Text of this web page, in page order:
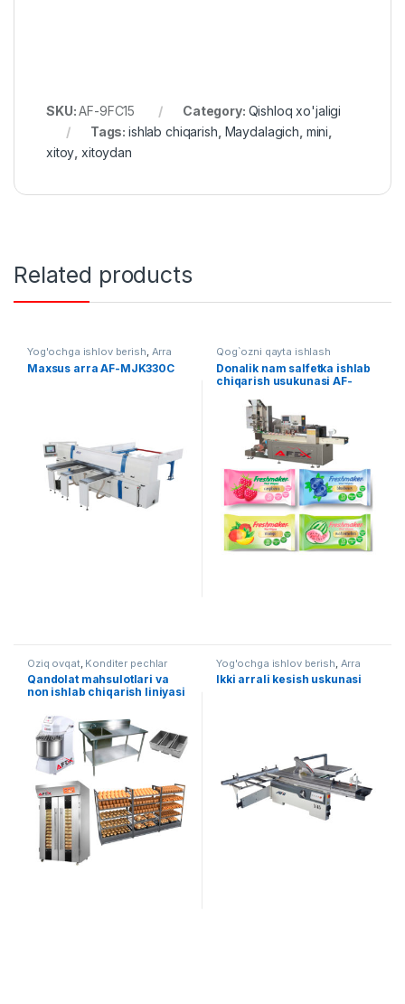
SKU:AF-9FC15 Category: Qishloq xo'jaligi
Tags:ishlab chiqarish Maydalagich mini
xitoy ,xitoydan
Related products
Yog'ochga ishlov berish, Arra
Maxsus arra AF-MJK330C
Qog`ozni qayta ishlash
Donalik nam salfetka ishlab
chiqarish usukunasi AF-
Oziq ovqat, Konditer pechlar
Qandolat mahsulotlari va
non ishlab chiqarish liniyasi
Yog'ochga ishlov berish Arra
Ikki arrali kesish uskunasi